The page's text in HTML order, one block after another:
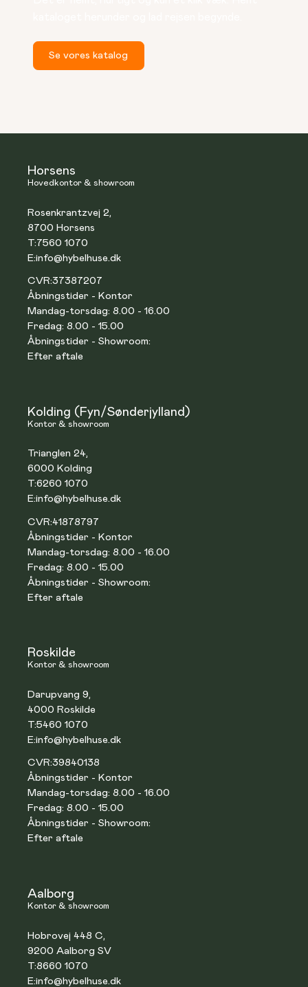
Se vores katalog
Horsens
Hovedkontor & showroom
Rosenkrantzvej 2,
8700 Horsens
T:7560 1070
E:info@hybelhuse.dk
CVR:37387207
Åbningstider - Kontor
Mandag-torsdag: 8.00 - 16.00
Fredag: 8.00 - 15.00
Åbningstider - Showroom:
Efter aftale
Kolding (Fyn/Sønderjylland)
Kontor & showroom
Trianglen 24,
6000 Kolding
T:6260 1070
E:info@hybelhuse.dk
CVR:41878797
Åbningstider - Kontor
Mandag-torsdag: 8.00 - 16.00
Fredag: 8.00 - 15.00
Åbningstider - Showroom:
Efter aftale
Roskilde
Kontor & showroom
Darupvang 9,
4000 Roskilde
T:5460 1070
E:info@hybelhuse.dk
CVR:39840138
Åbningstider - Kontor
Mandag-torsdag: 8.00 - 16.00
Fredag: 8.00 - 15.00
Åbningstider - Showroom:
Efter aftale
Aalborg
Kontor & showroom
Hobrovej 448 C,
9200 Aalborg SV
T:8660 1070
E:info@hybelhuse.dk